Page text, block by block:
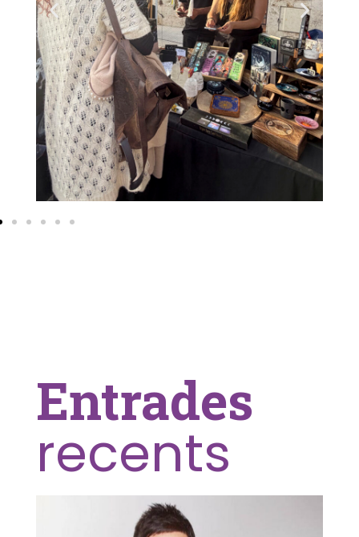
Entrades
recents